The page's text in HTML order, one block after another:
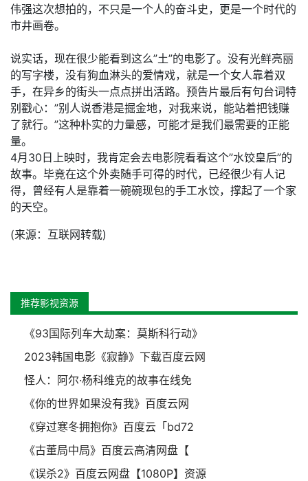
伟强这次想拍的，不只是一个人的奋斗史，更是一个时代的
市井画卷。
说实话，现在很少能看到这么”土”的电影了。没有光鲜亮丽
的写字楼，没有狗血淋头的爱情戏，就是一个女人靠着双
手，在异乡的街头一点点拼出活路。预告片最后有句台词特
别戳心：”别人说香港是掘金地，对我来说，能站着把钱赚
了就行。”这种朴实的力量感，可能才是我们最需要的正能
量。
4月30日上映时，我肯定会去电影院看看这个”水饺皇后”的
故事。毕竟在这个外卖随手可得的时代，已经很少有人记
得，曾经有人是靠着一碗碗现包的手工水饺，撑起了一个家
的天空。
(来源：互联网转载)
推荐影视资源
《93国际列车大劫案：莫斯科行动》
2023韩国电影《寂静》下载百度云网
怪人：阿尔·杨科维克的故事在线免
《你的世界如果没有我》百度云网
《穿过寒冬拥抱你》百度云「bd72
《古董局中局》百度云高清网盘【
《误杀2》百度云网盘【1080P】资源